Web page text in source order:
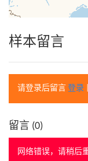
样本留言
请登录后留言 登录
留言 (0)
网络错误，请稍后